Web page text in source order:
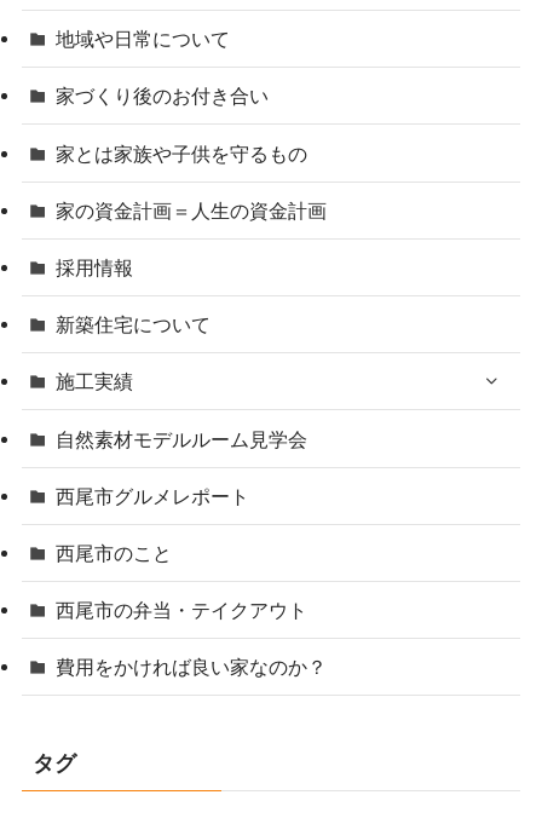
地域や日常について
家づくり後のお付き合い
家とは家族や子供を守るもの
家の資金計画＝人生の資金計画
採用情報
新築住宅について
施工実績
自然素材モデルルーム見学会
西尾市グルメレポート
西尾市のこと
西尾市の弁当・テイクアウト
費用をかければ良い家なのか？
タグ